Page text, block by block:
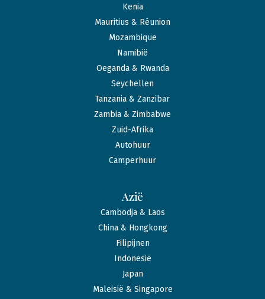
Kenia
Mauritius & Réunion
Mozambique
Namibië
Oeganda & Rwanda
Seychellen
Tanzania & Zanzibar
Zambia & Zimbabwe
Zuid-Afrika
Autohuur
Camperhuur
Azië
Cambodja & Laos
China & Hongkong
Filipijnen
Indonesië
Japan
Maleisië & Singapore